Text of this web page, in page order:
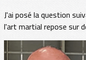
J'ai posé la question
l'art martial repose sur